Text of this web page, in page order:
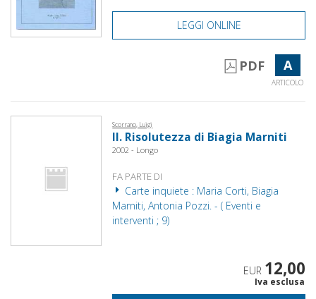
LEGGI ONLINE
PDF A
ARTICOLO
Scorrano, Luigi
II. Risolutezza di Biagia Marniti
2002 - Longo
FA PARTE DI
Carte inquiete : Maria Corti, Biagia
Marniti, Antonia Pozzi. - ( Eventi e
interventi ; 9)
EUR 12,00
Iva esclusa